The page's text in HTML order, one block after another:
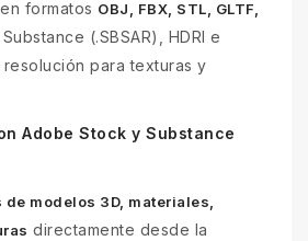
formatos OBJ, FBX, STL, GLTF,
Substance (.SBSAR), HDRI e
para texturas y
Adobe Stock y Substance
de modelos 3D, materiales,
directamente desde la